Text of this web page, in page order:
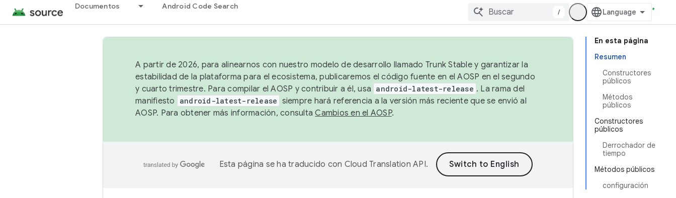
Documentos Android Code Search
/
En esta página
Resumen
Constructores
públicos
Métodos
públicos
Constructores
públicos
Derrochador de
tiempo
Métodos públicos
configuración
A partir de 2026, para alinearnos con nuestro modelo de desarrollo llamado Trunk Stable y garantizar la
estabilidad de la plataforma para el ecosistema, publicaremos el código fuente en el AOSP en el segundo
y cuarto trimestre. Para compilar el AOSP y contribuir a él, usa android-latest-release . La rama del
manifiesto
android-latest-release siempre hará referencia a la versión más reciente que se envió al
AOSP. Para obtener más información, consultaCambios en el AOSP.
Esta página se ha traducido con Cloud Translation API.